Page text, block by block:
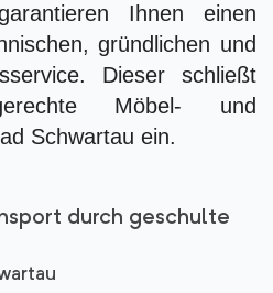
Ihnen einen
gründlichen und
Dieser schließt
Möbel- und
Schwartau ein.
durch geschulte